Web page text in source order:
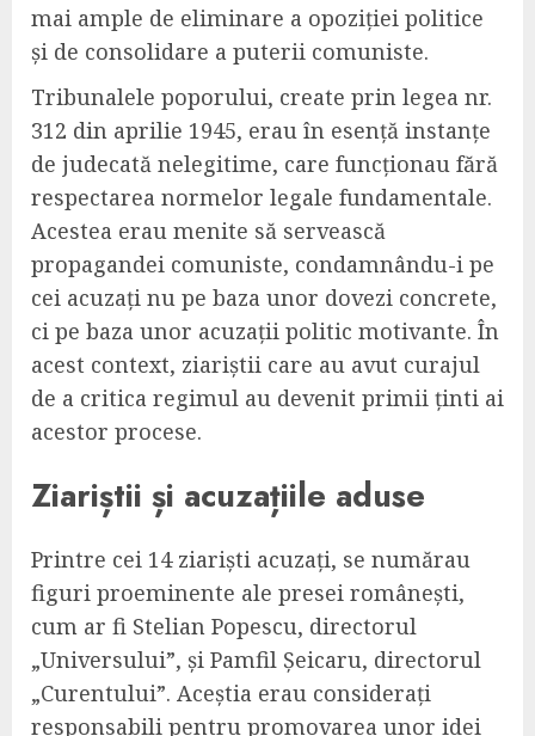
mai ample de eliminare a opoziției politice
și de consolidare a puterii comuniste.
Tribunalele poporului, create prin legea nr.
312 din aprilie 1945, erau în esență instanțe
de judecată nelegitime, care funcționau fără
respectarea normelor legale fundamentale.
Acestea erau menite să servească
propagandei comuniste, condamnându-i pe
cei acuzați nu pe baza unor dovezi concrete,
ci pe baza unor acuzații politic motivante. În
acest context, ziariștii care au avut curajul
de a critica regimul au devenit primii ținti ai
acestor procese.
Ziariștii și acuzațiile aduse
Printre cei 14 ziariști acuzați, se numărau
figuri proeminente ale presei românești,
cum ar fi Stelian Popescu, directorul
„Universului”, și Pamfil Șeicaru, directorul
„Curentului”. Aceștia erau considerați
responsabili pentru promovarea unor idei